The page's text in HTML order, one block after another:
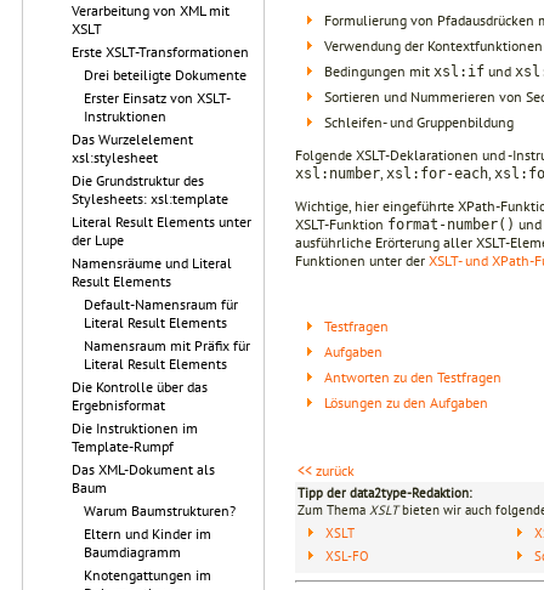
Verarbeitung von XML mit
XSLT
Erste XSLT-Transformationen
Drei beteiligte Dokumente
Erster Einsatz von XSLT-
Instruktionen
Das Wurzelelement
xsl:stylesheet
Die Grundstruktur des
Stylesheets: xsl:template
Literal Result Elements unter
der Lupe
Namensräume und Literal
Result Elements
Default-Namensraum für
Literal Result Elements
Namensraum mit Präfix für
Literal Result Elements
Die Kontrolle über das
Ergebnisformat
Die Instruktionen im
Template-Rumpf
Das XML-Dokument als
Baum
Warum Baumstrukturen?
Eltern und Kinder im
Baumdiagramm
Knotengattungen im
Formulierung von Pfadausdrücken
Verwendung der
Bedingungen mit xsl:if und
Sortieren und Nummerieren von
Schleifen- und Gruppenbildung
Folgende XSLT-Deklarationen und -
xsl:number xsl:for-each
Wichtige, hier eingeführte XPath-
XSLT-Funktion format-number()
ausführliche Erörterung aller XSLT-
Funktionen unter der XSLT- und XPath-
Testfragen
Aufgaben
Antworten zu den Testfragen
Lösungen zu den Aufgaben
<< zurück
Tipp der data2type-Redaktion:
Zum Thema XSLTbieten wir auch
XSLT
XSL-FO